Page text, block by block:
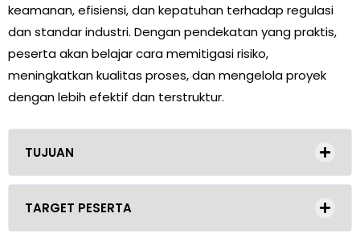
keamanan, efisiensi, dan kepatuhan terhadap regulasi
dan standar industri. Dengan pendekatan yang praktis,
peserta akan belajar cara memitigasi risiko,
meningkatkan kualitas proses, dan mengelola proyek
dengan lebih efektif dan terstruktur.
TUJUAN
TARGET PESERTA